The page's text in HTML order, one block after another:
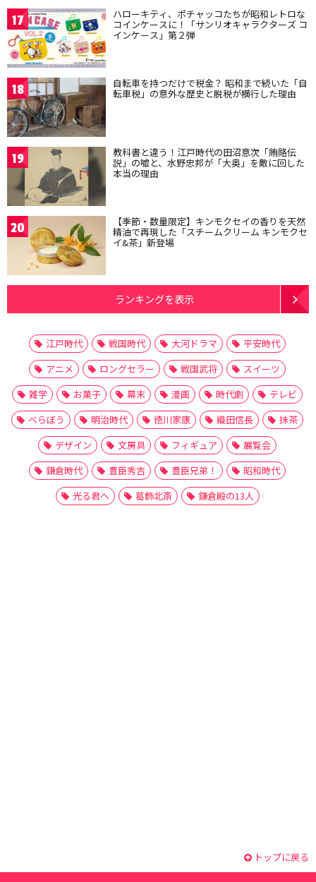
17 ハローキティ、ポチャッコたちが昭和レトロな
コインケースに！「サンリオキャラクターズ コ
インケース」第２弾
18 自転車を持つだけで税金？ 昭和まで続いた「自
転車税」の意外な歴史と脱税が横行した理由
19 教科書と違う！江戸時代の田沼意次「賄賂伝
説」の嘘と、水野忠邦が「大奥」を敵に回した
本当の理由
20 【季節・数量限定】キンモクセイの香りを天然
精油で再現した「スチームクリーム キンモクセ
イ&茶」新登場
ランキングを表示
江戸時代 戦国時代 大河ドラマ
平安時代
アニメ
ロングセラー 戦国武将
スイーツ
雑学
お菓子 幕末 漫画 時代劇
テレビ
べらぼう
明治時代 徳川家康 織田信長
抹茶
デザイン
文房具 フィギュア
展覧会
鎌倉時代
豊臣秀吉 豊臣兄弟！
昭和時代
光る君へ
葛飾北斎 鎌倉殿の13人
トップに戻る